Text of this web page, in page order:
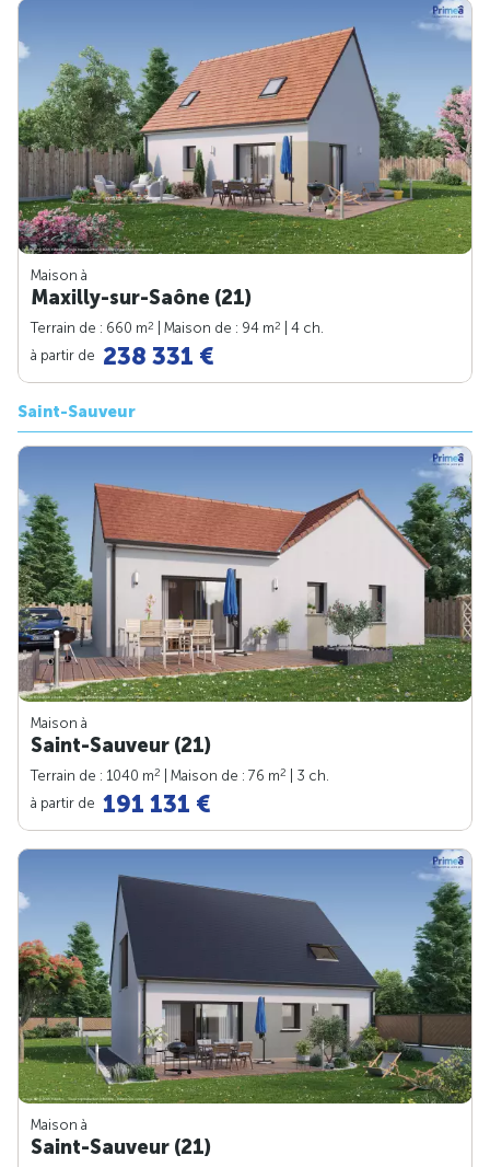
Maison à
Maxilly-sur-Saône (21)
Terrain de : 660 m2 | Maison de : 94 m2
| 4 ch.
à partir de 238 331 €
Saint-Sauveur
Maison à
Saint-Sauveur (21)
Terrain de : 1040 m2 | Maison de : 76 m2
| 3 ch.
à partir de 191 131 €
Maison à
Saint-Sauveur (21)